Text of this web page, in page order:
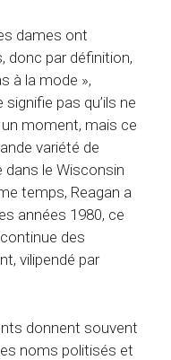
dames ont
donc par définition,
à la mode »,
pas qu’ils ne
moment, mais ce
variété de
dans le Wisconsin
temps, Reagan a
années 1980, ce
des
vilipendé par
donnent souvent
noms politisés et